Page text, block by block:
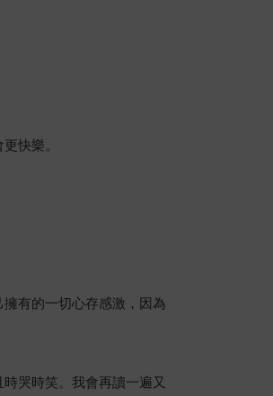
快樂。
有的一切心存感激，因為
哭時笑。我會再讀一遍又